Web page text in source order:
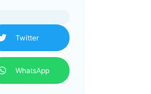
Twitter
WhatsApp